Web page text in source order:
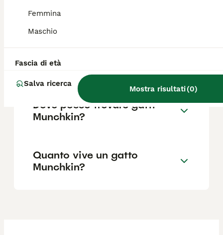
Femmina
Maschio
Fascia di età
Salva ricerca
Mostra risultati(0)
Munchkin?
Munchkin?
Dove posso trovare gatti
Munchkin?
Quanto vive un gatto
Munchkin?